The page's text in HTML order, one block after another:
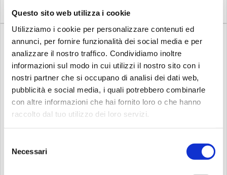
Questo sito web utilizza i cookie
Utilizziamo i cookie per personalizzare contenuti ed
annunci, per fornire funzionalità dei social media e per
analizzare il nostro traffico. Condividiamo inoltre
informazioni sul modo in cui utilizzi il nostro sito con i
nostri partner che si occupano di analisi dei dati web,
pubblicità e social media, i quali potrebbero combinarle
con altre informazioni che hai fornito loro o che hanno
raccolto dal tuo utilizzo dei loro servizi.
delNecessari
25/08/2026
Borsa di trasporto in nylon
Disponibile
for 4p...
Questo flightcase BeamZ è
la soluzione perfetta per
trasportare in sicurezza 4